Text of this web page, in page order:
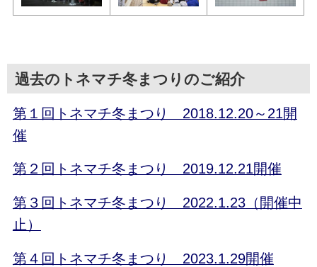
過去のトネマチ冬まつりのご紹介
第１回トネマチ冬まつり 2018.12.20～21開
催
第２回トネマチ冬まつり 2019.12.21開催
第３回トネマチ冬まつり 2022.1.23（開催中
止）
第４回トネマチ冬まつり 2023.1.29開催